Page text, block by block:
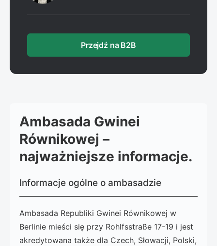
Przejdź na B2B
Ambasada Gwinei
Równikowej –
najważniejsze informacje.
Informacje ogólne o ambasadzie
Ambasada Republiki Gwinei Równikowej w
Berlinie mieści się przy Rohlfsstraße 17-19 i jest
akredytowana także dla Czech, Słowacji, Polski,